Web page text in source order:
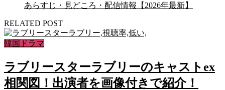
あらすじ・見どころ・配信情報【2026年最新】
RELATED POST
韓国ドラマ
ラブリースターラブリーのキャストex
相関図！出演者を画像付きで紹介！